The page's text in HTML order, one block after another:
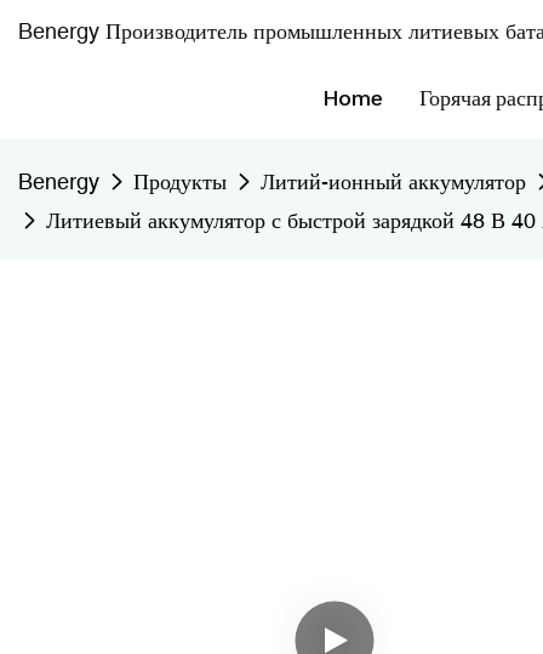
Benergy Производитель промышленных литиевых
Home Горячая
Benergy Продукты
Литий-ионный аккумулятор
Литиевый аккумулятор с быстрой зарядкой 48 В